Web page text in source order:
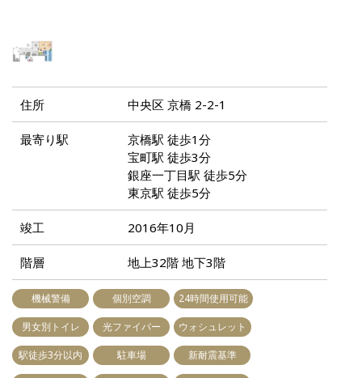
住所 中央区 京橋 2-2-1
最寄り駅
京橋駅 徒歩1分
宝町駅 徒歩3分
銀座一丁目駅 徒歩5分
東京駅 徒歩5分
竣工 2016年10月
階層 地上32階 地下3階
機械警備 個別空調 24時間使用可能
男女別トイレ 光ファイバー ウォシュレット
駅徒歩3分以内 駐車場 新耐震基準